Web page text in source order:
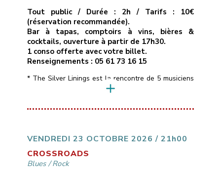
Tout public / Durée : 2h / Tarifs : 10€
(réservation recommandée).
Bar à tapas, comptoirs à vins, bières &
cocktails, ouverture à partir de 17h30.
1 conso offerte avec votre billet.
Renseignements : 05 61 73 16 15
* The Silver Linings est la rencontre de 5 musiciens
de la région toulousaine qui soignent leur identité
connus aux influences Blues, Soul, Rhythm & Blues
du groove !!___________________________
VENDREDI 23 OCTOBRE 2026 / 21h00
CROSSROADS
Blues/Rock